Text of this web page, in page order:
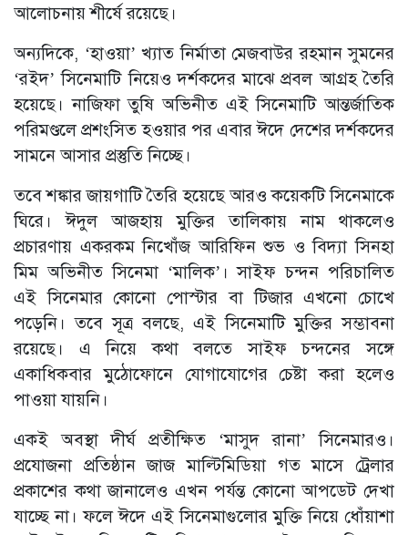
আলোচনায় শীর্ষে রয়েছে।
অন্যদিকে, ‘হাওয়া’ খ্যাত নির্মাতা মেজবাউর রহমান সুমনের
‘রইদ’ সিনেমাটি নিয়েও দর্শকদের মাঝে প্রবল আগ্রহ তৈরি
হয়েছে। নাজিফা তুষি অভিনীত এই সিনেমাটি আন্তর্জাতিক
পরিমণ্ডলে প্রশংসিত হওয়ার পর এবার ঈদে দেশের দর্শকদের
সামনে আসার প্রস্তুতি নিচ্ছে।
তবে শঙ্কার জায়গাটি তৈরি হয়েছে আরও কয়েকটি সিনেমাকে
ঘিরে। ঈদুল আজহায় মুক্তির তালিকায় নাম থাকলেও
প্রচারণায় একরকম নিখোঁজ আরিফিন শুভ ও বিদ্যা সিনহা
মিম অভিনীত সিনেমা ‘মালিক’। সাইফ চন্দন পরিচালিত
এই সিনেমার কোনো পোস্টার বা টিজার এখনো চোখে
পড়েনি। তবে সূত্র বলছে, এই সিনেমাটি মুক্তির সম্ভাবনা
রয়েছে। এ নিয়ে কথা বলতে সাইফ চন্দনের সঙ্গে
একাধিকবার মুঠোফোনে যোগাযোগের চেষ্টা করা হলেও
পাওয়া যায়নি।
একই অবস্থা দীর্ঘ প্রতীক্ষিত ‘মাসুদ রানা’ সিনেমারও।
প্রযোজনা প্রতিষ্ঠান জাজ মাল্টিমিডিয়া গত মাসে ট্রেলার
প্রকাশের কথা জানালেও এখন পর্যন্ত কোনো আপডেট দেখা
যাচ্ছে না। ফলে ঈদে এই সিনেমাগুলোর মুক্তি নিয়ে ধোঁয়াশা